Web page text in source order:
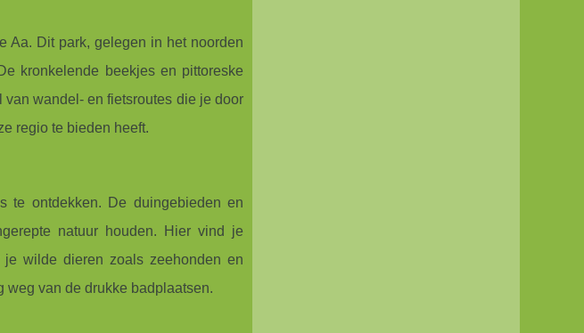
Aa. Dit park, gelegen in het noorden
kronkelende beekjes en pittoreske
wandel- en fietsroutes die je door
regio te bieden heeft.
te ontdekken. De duingebieden en
natuur houden. Hier vind je
wilde dieren zoals zeehonden en
weg van de drukke badplaatsen.